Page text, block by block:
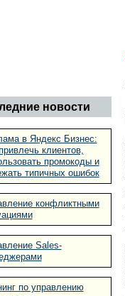
новости
в Яндекс Бизнес:
клиентов,
промокоды и
типичных ошибок
конфликтными
Sales-
по управлению